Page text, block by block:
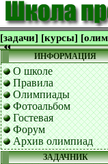
[задачи] [курсы]
ИНФОРМАЦИЯ
О школе
Правила
Олимпиады
Фотоальбом
Гостевая
Форум
Архив олимпиад
ЗАДАЧНИК